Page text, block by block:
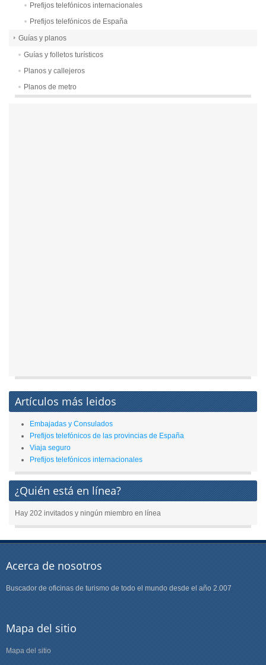
Prefijos telefónicos internacionales
Prefijos telefónicos de España
Guías y planos
Guías y folletos turísticos
Planos y callejeros
Planos de metro
Artículos más leidos
Embajadas y Consulados
Prefijos telefónicos de las provincias de España
Viaja seguro
Prefijos telefónicos internacionales
¿Quién está en línea?
Hay 202 invitados y ningún miembro en línea
Acerca de nosotros
Buscador de oficinas de turismo de todo el mundo desde el año 2.007
Mapa del sitio
Mapa del sitio